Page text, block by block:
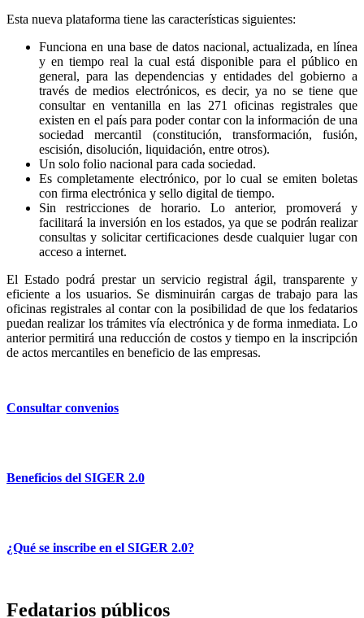
Esta nueva plataforma tiene las características siguientes:
Funciona en una base de datos nacional, actualizada, en línea
y en tiempo real la cual está disponible para el público en
general, para las dependencias y entidades del gobierno a
través de medios electrónicos, es decir, ya no se tiene que
consultar en ventanilla en las 271 oficinas registrales que
existen en el país para poder contar con la información de una
sociedad mercantil (constitución, transformación, fusión,
escisión, disolución, liquidación, entre otros).
Un solo folio nacional para cada sociedad.
Es completamente electrónico, por lo cual se emiten boletas
con firma electrónica y sello digital de tiempo.
Sin restricciones de horario. Lo anterior, promoverá y
facilitará la inversión en los estados, ya que se podrán realizar
consultas y solicitar certificaciones desde cualquier lugar con
acceso a internet.
El Estado podrá prestar un servicio registral ágil, transparente y
eficiente a los usuarios. Se disminuirán cargas de trabajo para las
oficinas registrales al contar con la posibilidad de que los fedatarios
puedan realizar los trámites vía electrónica y de forma inmediata. Lo
anterior permitirá una reducción de costos y tiempo en la inscripción
de actos mercantiles en beneficio de las empresas.
Consultar convenios
Beneficios del SIGER 2.0
¿Qué se inscribe en el SIGER 2.0?
Fedatarios públicos